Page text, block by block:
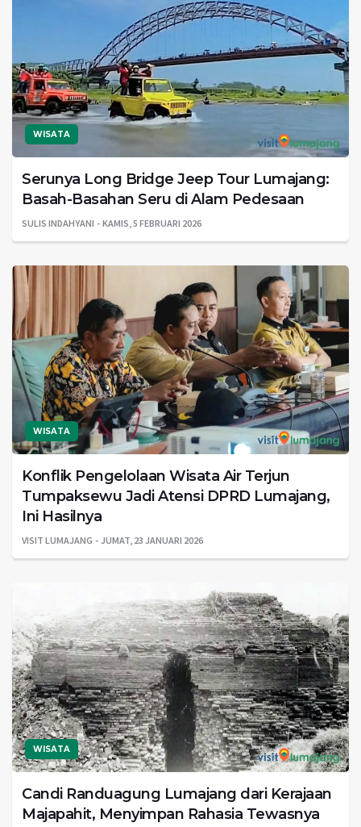
WISATA
Serunya Long Bridge Jeep Tour Lumajang:
Basah-Basahan Seru di Alam Pedesaan
SULIS INDAHYANI KAMIS, 5 FEBRUARI 2026
WISATA
Konflik Pengelolaan Wisata Air Terjun
Tumpaksewu Jadi Atensi DPRD Lumajang,
Ini Hasilnya
VISIT LUMAJANG JUMAT, 23 JANUARI 2026
WISATA
Candi Randuagung Lumajang dari Kerajaan
Majapahit, Menyimpan Rahasia Tewasnya